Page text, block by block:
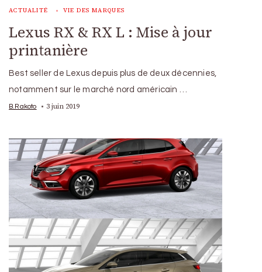
ACTUALITÉ VIE DES MARQUES
Lexus RX & RX L : Mise à jour
printanière
Best seller de Lexus depuis plus de deux décennies,
notamment sur le marché nord américain …
B.Rakoto 3 juin 2019